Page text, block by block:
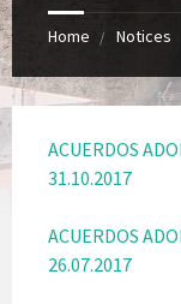
Home Notices
ACUERDOS
31.10.2017
ACUERDOS
26.07.2017